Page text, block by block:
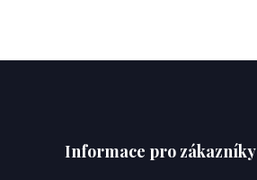
Informace pro zákazníky